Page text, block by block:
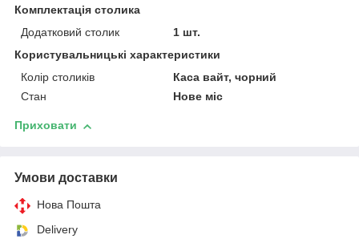
Комплектація столика
Додатковий столик
1 шт.
Користувальницькі характеристики
Колір столиків
Каса вайт, чорний
Стан
Нове міс
Приховати
Умови доставки
Нова Пошта
Delivery